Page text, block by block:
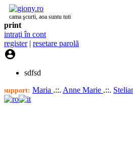
cama şcurti, aoa suntu tuti
print
intraţi în cont
register| resetare parolă

sdfsd
support: Maria .::. Anne Marie .::.